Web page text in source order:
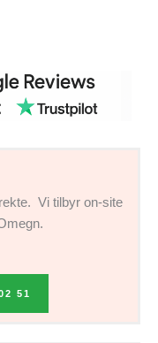
Vi tilbyr on-site
51